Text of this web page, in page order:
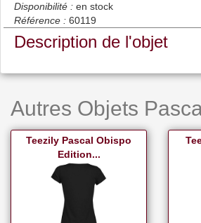
Disponibilité : en stock
Référence : 60119
Description de l'objet
Autres Objets
Teezily Pascal Obispo
Edition...